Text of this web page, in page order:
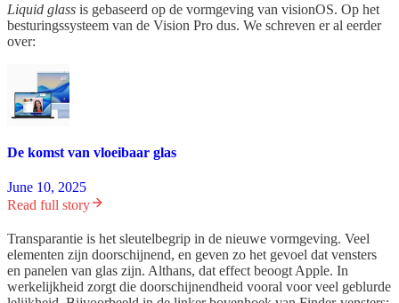
Liquid glass is gebaseerd op de vormgeving van visionOS. Op het
besturingssysteem van de Vision Pro dus. We schreven er al eerder
over:
De komst van vloeibaar glas
June 10, 2025
Read full story
Transparantie is het sleutelbegrip in de nieuwe vormgeving. Veel
elementen zijn doorschijnend, en geven zo het gevoel dat vensters
en panelen van glas zijn. Althans, dat effect beoogt Apple. In
werkelijkheid zorgt die doorschijnendheid vooral voor veel geblurde